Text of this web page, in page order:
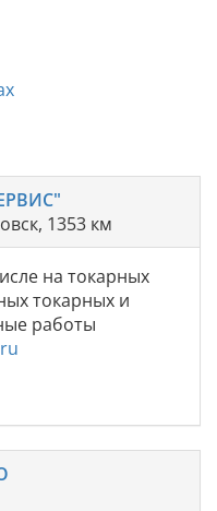
1353 км
на токарных
токарных и
работы